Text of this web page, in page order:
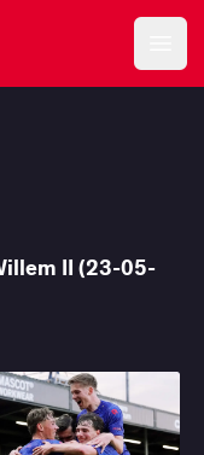
II (23-05-